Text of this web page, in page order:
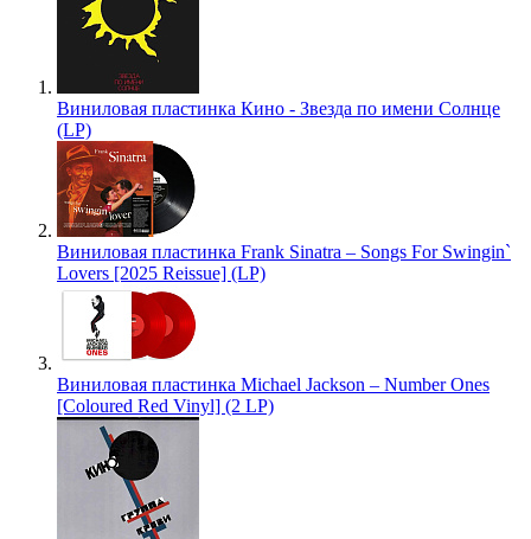
Виниловая пластинка Кино - Звезда по имени Солнце
(LP)
Виниловая пластинка Frank Sinatra – Songs For Swingin`
Lovers [2025 Reissue] (LP)
Виниловая пластинка Michael Jackson – Number Ones
[Coloured Red Vinyl] (2 LP)